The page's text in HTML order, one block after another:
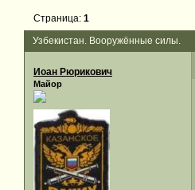
Узбекистан. Вооружённые силы.
Страница:1
Иоан Рюрикович
Майор